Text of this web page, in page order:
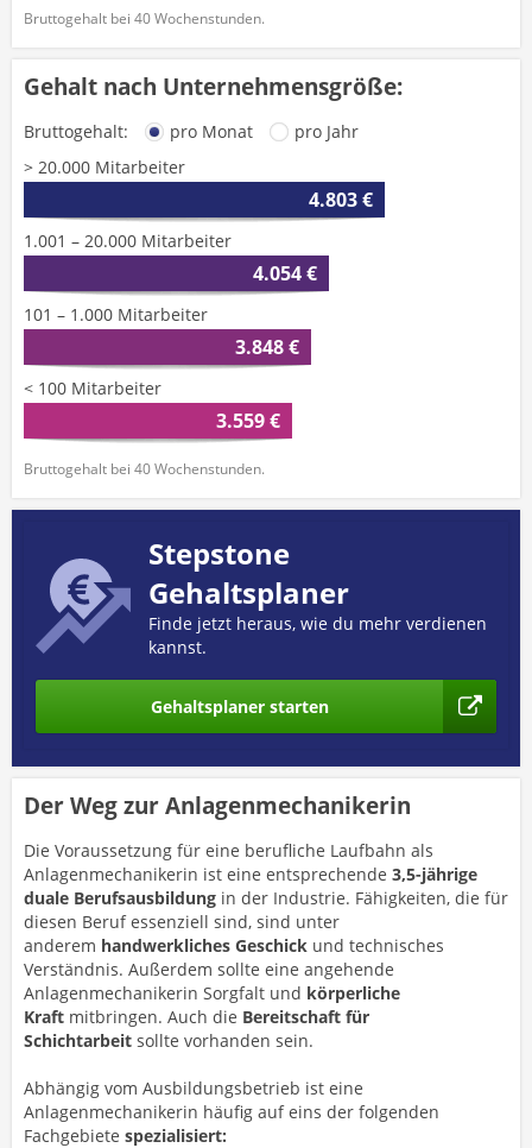
Bruttogehalt bei 40 Wochenstunden.
Gehalt nach Unternehmensgröße:
Bruttogehalt: pro Monat
pro Jahr
> 20.000 Mitarbeiter
4.803 €
1.001 – 20.000 Mitarbeiter
4.054 €
101 – 1.000 Mitarbeiter
3.848 €
< 100 Mitarbeiter
3.559 €
Bruttogehalt bei 40 Wochenstunden.
Stepstone
Gehaltsplaner
Finde jetzt heraus, wie du mehr verdienen
kannst.
Gehaltsplaner starten
Der Weg zur Anlagenmechanikerin
Die Voraussetzung für eine berufliche Laufbahn als
Anlagenmechanikerin ist eine entsprechende 3,5-jährige
duale Berufsausbildung in der Industrie. Fähigkeiten, die für
diesen Beruf essenziell sind, sind unter
anderem handwerkliches Geschick und technisches
Verständnis. Außerdem sollte eine angehende
Anlagenmechanikerin Sorgfalt und körperliche
Kraft mitbringen. Auch die Bereitschaft für
Schichtarbeit sollte vorhanden sein.
Abhängig vom Ausbildungsbetrieb ist eine
Anlagenmechanikerin häufig auf eins der folgenden
Fachgebiete spezialisiert: